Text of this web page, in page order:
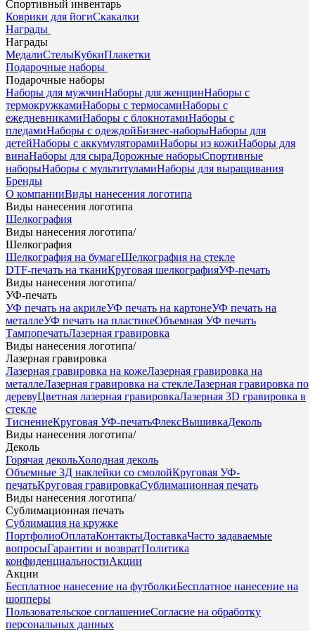
Спортивный инвентарь
Коврики для йогиСкакалки
Награды
Награды
МедалиСтелыКубкиПлакетки
Подарочные наборы
Подарочные наборы
Наборы для мужчинНаборы для женщинНаборы с
термокружкамиНаборы с термосамиНаборы с
ежедневникамиНаборы с блокнотамиНаборы с
пледамиНаборы с одеждойБизнес-наборыНаборы для
детейНаборы с аккумуляторамиНаборы из кожиНаборы для
винаНаборы для сыраДорожные наборыСпортивные
наборыНаборы с мультитуламиНаборы для выращивания
Бренды
О компанииВиды нанесения логотипа
Виды нанесения логотипа
Шелкография
Виды нанесения логотипа/
Шелкография
Шелкография на бумагеШелкография на стекле
DTF-печать на тканиКруговая шелкографияУФ-печать
Виды нанесения логотипа/
УФ-печать
УФ печать на акрилеУФ печать на картонеУФ печать на
металлеУФ печать на пластикеОбъемная УФ печать
ТампопечатьЛазерная гравировка
Виды нанесения логотипа/
Лазерная гравировка
Лазерная гравировка на кожеЛазерная гравировка на
металлеЛазерная гравировка на стеклеЛазерная гравировка по
деревуЦветная лазерная гравировкаЛазерная 3D гравировка в
стекле
ТиснениеКруговая УФ-печатьФлексВышивкаДеколь
Виды нанесения логотипа/
Деколь
Горячая декольХолодная деколь
Объемные 3Д наклейки со смолойКруговая УФ-
печатьКруговая гравировкаСублимационная печать
Виды нанесения логотипа/
Сублимационная печать
Сублимация на кружке
ПортфолиоОплатаКонтактыДоставкаЧасто задаваемые
вопросыГарантии и возвратПолитика
конфиденциальностиАкции
Акции
Бесплатное нанесение на футболкиБесплатное нанесение на
шопперы
Пользовательское соглашениеСогласие на обработку
персональных данных